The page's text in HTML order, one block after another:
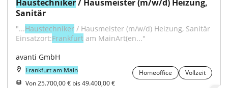
Haustechniker / Hausmeister (m/w/d) Heizung,
Sanitär
"...Haustechniker / Hausmeister (m/w/d) Heizung, Sanitär
Einsatzort:Frankfurt am MainArt(en..."
avanti GmbH
Frankfurt am Main Homeoffice
Vollzeit
Von 25.700,00 € bis 49.400,00 €